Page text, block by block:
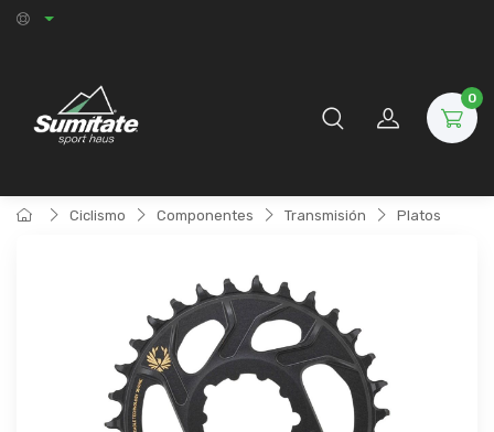
0
Ciclismo Componentes Transmisión Platos